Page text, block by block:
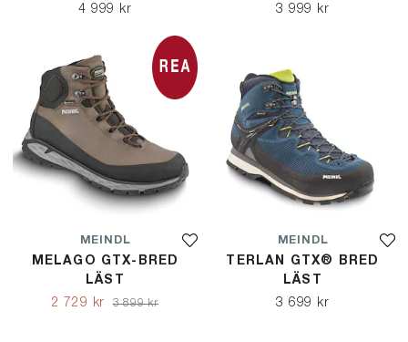
4 999 kr
3 999 kr
MEINDL
MELAGO GTX-BRED
LÄST
2 729 kr
3 899 kr
MEINDL
TERLAN GTX® BRED
LÄST
3 699 kr